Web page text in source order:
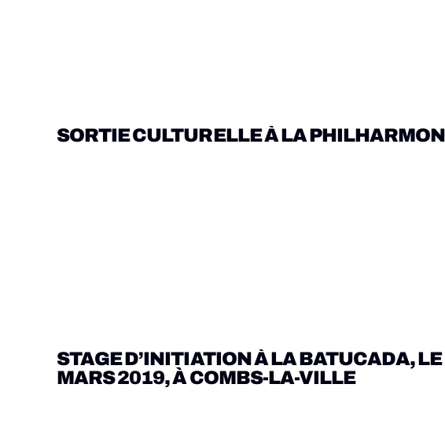
Pour la troisième fois, So Swing ! et la chorale "Battement
les groupes de l'association sont montés sur scène afin de
SORTIE CULTURELLE À LA
Pour la première fois, So Swing ! a proposé une sortie
musicales” combinée au ciné-concert de “Singin’ in the
STAGE D’INITIATION À LA BATUCADA,
MARS 2019, À COMBS-LA-VILLE